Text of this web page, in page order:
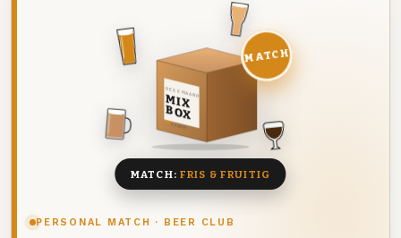
PERSONAL MATCH · BEER CLUB
DEZE MAAND
MIX
BOX
8 BIEREN
MATCH
MATCH: FRIS & FRUITIG